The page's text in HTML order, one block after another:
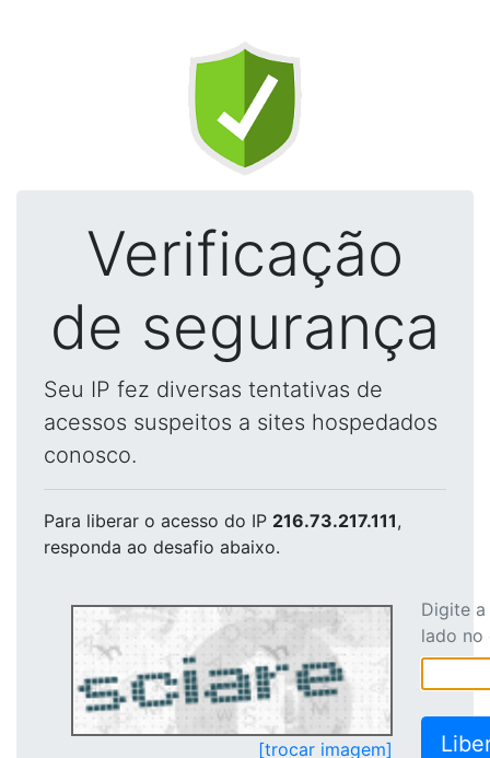
Verificação
de segurança
Seu IP fez diversas tentativas de
acessos suspeitos a sites hospedados
conosco.
Para liberar o acesso do IP 216.73.217.111,
responda ao desafio abaixo.
[trocar imagem]
Digite
lado no